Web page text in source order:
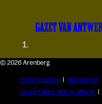
© 2026 Arenberg
Privacy policy Disclaimer
Design door Mirror Mirror